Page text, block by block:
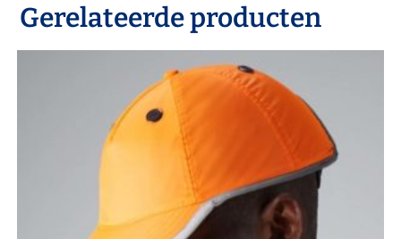
Gerelateerde producten